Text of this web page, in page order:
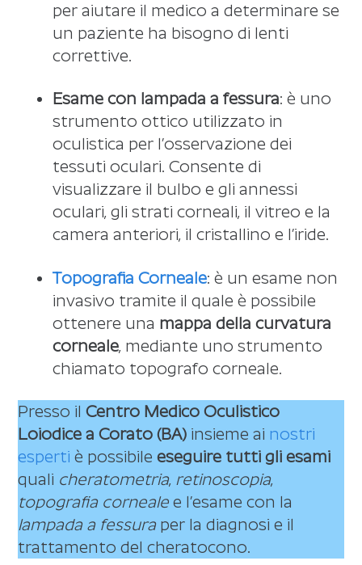
per aiutare il medico a determinare se
un paziente ha bisogno di lenti
correttive.
Esame con lampada a fessura: è uno
strumento ottico utilizzato in
oculistica per l’osservazione dei
tessuti oculari. Consente di
visualizzare il bulbo e gli annessi
oculari, gli strati corneali, il vitreo e la
camera anteriori, il cristallino e l’iride.
Topografia Corneale: è un esame non
invasivo tramite il quale è possibile
ottenere una mappa della curvatura
corneale, mediante uno strumento
chiamato topografo corneale.
Presso ilCentro Medico Oculistico
Loiodice a Corato (BA) insieme ai nostri
esperti è possibileeseguire tutti gli esami
quali cheratometria, retinoscopia,
topografia corneale e l’esame con la
lampada a fessura per la diagnosi e il
trattamento del cheratocono.